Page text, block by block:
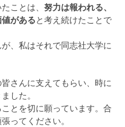
ことは、 努力は報われる、
があると考え続けたことで
、私はそれで同志社大学に
さんに支えてもらい、時に
した。
とを切に願っています。合
ってください。